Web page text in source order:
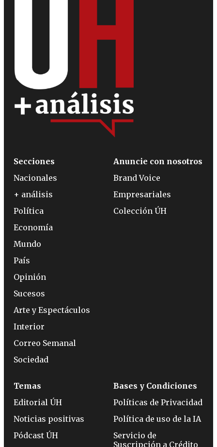
Secciones
Nacionales
+ análisis
Política
Economía
Mundo
País
Opinión
Sucesos
Arte y Espectáculos
Interior
Correo Semanal
Sociedad
Anuncie con nosotros
Brand Voice
Empresariales
Colección ÚH
Temas
Editorial ÚH
Noticias positivas
Pódcast ÚH
Bases y Condiciones
Políticas de Privacidad
Política de uso de la IA
Servicio de
Suscripción a Crédito